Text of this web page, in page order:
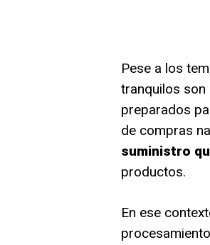
Pese a los
tranquilos son
preparados
de compras
suministro
productos.
En ese